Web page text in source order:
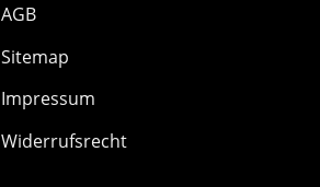
AGB
Sitemap
Impressum
Widerrufsrecht